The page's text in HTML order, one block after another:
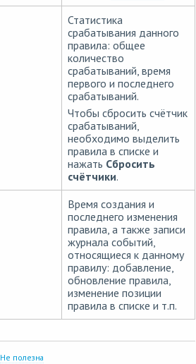
Статистика
срабатывания данного
правила: общее
количество
срабатываний, время
первого и последнего
срабатываний.
Чтобы сбросить счётчик
срабатываний,
необходимо выделить
правила в списке и
нажать Сбросить
счётчики.
Время создания и
последнего изменения
правила, а также записи
журнала событий,
относящиеся к данному
правилу: добавление,
обновление правила,
изменение позиции
правила в списке и т.п.
Не полезна